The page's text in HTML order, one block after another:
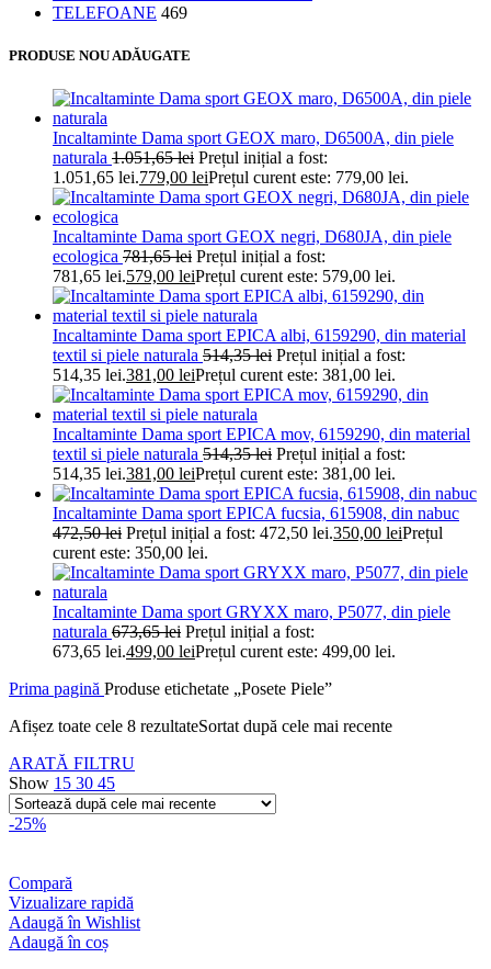
TELEFOANE 469
PRODUSE NOU ADĂUGATE
Incaltaminte Dama sport GEOX maro, D6500A, din piele
naturala 1.051,65lei Prețul inițial a fost:
1.051,65 lei.779,00 leiPrețul curent este: 779,00 lei.
Incaltaminte Dama sport GEOX negri, D680JA, din piele
ecologica 781,65lei Prețul inițial a fost:
781,65 lei.579,00 leiPrețul curent este: 579,00 lei.
Incaltaminte Dama sport EPICA albi, 6159290, din material
textil si piele naturala 514,35lei Prețul inițial a fost:
514,35 lei.381,00 leiPrețul curent este: 381,00 lei.
Incaltaminte Dama sport EPICA mov, 6159290, din material
textil si piele naturala 514,35lei Prețul inițial a fost:
514,35 lei.381,00 leiPrețul curent este: 381,00 lei.
Incaltaminte Dama sport EPICA fucsia, 615908, din nabuc
472,50lei Prețul inițial a fost: 472,50 lei.350,00 leiPrețul
curent este: 350,00 lei.
Incaltaminte Dama sport GRYXX maro, P5077, din piele
naturala 673,65lei Prețul inițial a fost:
673,65 lei.499,00 leiPrețul curent este: 499,00 lei.
Prima pagină Produse etichetate „Posete Piele”
Afișez toate cele 8 rezultateSortat după cele mai recente
ARATĂ FILTRU
Show 15 30 45
-25%
Compară
Vizualizare rapidă
Adaugă în Wishlist
Adaugă în coș